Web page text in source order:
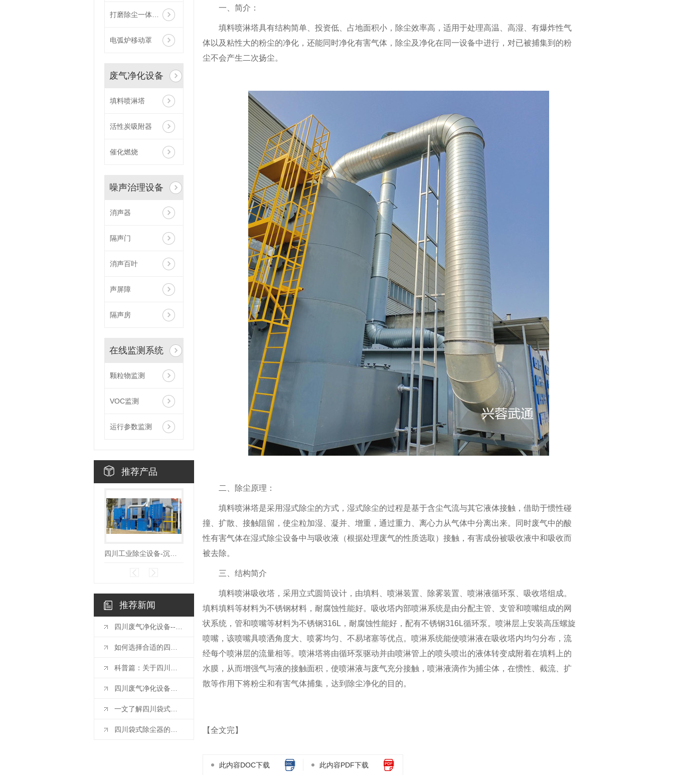
打磨除尘一体设备
电弧炉移动罩
废气净化设备
填料喷淋塔
活性炭吸附器
催化燃烧
噪声治理设备
消声器
隔声门
消声百叶
声屏障
隔声房
在线监测系统
颗粒物监测
VOC监测
运行参数监测
推荐产品
四川工业除尘设备-沉流式滤筒除尘器
推荐新闻
四川废气净化设备--活性炭吸附装置的维护注意事项
如何选择合适的四川工业除尘设备
科普篇：关于四川废气净化设备你都清楚吗？
四川废气净化设备厂家带你了解喷淋塔保养维护的技巧
一文了解四川袋式除尘器巡检与 注意事项
四川袋式除尘器的工作原理
一、简介：
填料喷淋塔具有结构简单、投资低、占地面积小，除尘效率高，适用于处理高温、高湿、有爆炸性气
体以及粘性大的粉尘的净化，还能同时净化有害气体，除尘及净化在同一设备中进行，对已被捕集到的粉
尘不会产生二次扬尘。
二、除尘原理：
填料喷淋塔是采用湿式除尘的方式，湿式除尘的过程是基于含尘气流与其它液体接触，借助于惯性碰
撞、扩散、接触阻留，使尘粒加湿、凝并、增重，通过重力、离心力从气体中分离出来。同时废气中的酸
性有害气体在湿式除尘设备中与吸收液（根据处理废气的性质选取）接触，有害成份被吸收液中和吸收而
被去除。
三、结构简介
填料喷淋吸收塔，采用立式圆筒设计，由填料、喷淋装置、除雾装置、喷淋液循环泵、吸收塔组成。
填料填料等材料为不锈钢材料，耐腐蚀性能好。吸收塔内部喷淋系统是由分配主管、支管和喷嘴组成的网
状系统，管和喷嘴等材料为不锈钢316L，耐腐蚀性能好，配有不锈钢316L循环泵。喷淋层上安装高压螺旋
喷嘴，该喷嘴具喷洒角度大、喷雾均匀、不易堵塞等优点。喷淋系统能使喷淋液在吸收塔内均匀分布，流
经每个喷淋层的流量相等。喷淋塔将由循环泵驱动并由喷淋管上的喷头喷出的液体转变成附着在填料上的
水膜，从而增强气与液的接触面积，使喷淋液与废气充分接触，喷淋液滴作为捕尘体，在惯性、截流、扩
散等作用下将粉尘和有害气体捕集，达到除尘净化的目的。
【全文完】
此内容DOC下载 此内容PDF下载